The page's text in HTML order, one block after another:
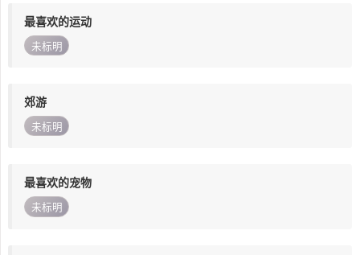
最喜欢的运动
未标明
郊游
未标明
最喜欢的宠物
未标明